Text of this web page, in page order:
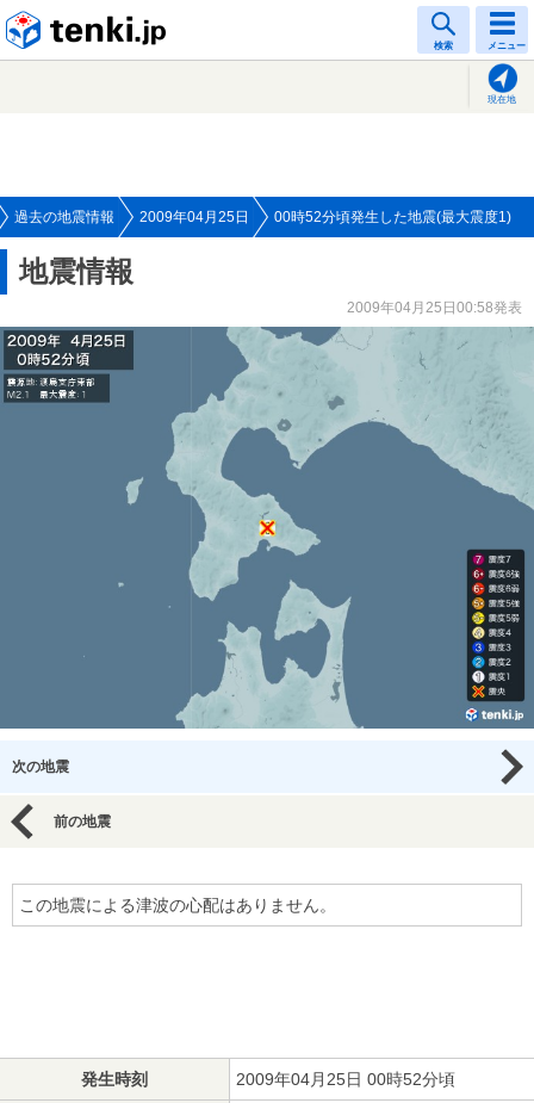
検索 メニュー
現在地
過去の地震情報 2009年04月25日 00時52分頃発生した地震(最大震度1)
地震情報
2009年04月25日00:58発表
次の地震
前の地震
この地震による津波の心配はありません。
発生時刻 2009年04月25日 00時52分頃